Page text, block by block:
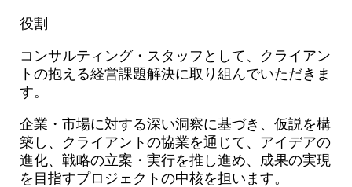
役割
コンサルティング・スタッフとして、クライアン
トの抱える経営課題解決に取り組んでいただきま
す。
企業・市場に対する深い洞察に基づき、仮説を構
築し、クライアントの協業を通じて、アイデアの
進化、戦略の立案・実行を推し進め、成果の実現
を目指すプロジェクトの中核を担います。